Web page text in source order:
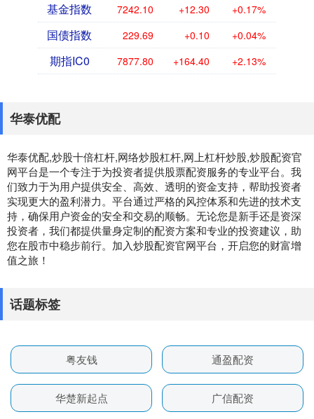
基金指数 7242.10 +12.30 +0.17%
国债指数 229.69 +0.10 +0.04%
期指IC0 7877.80 +164.40 +2.13%
华泰优配
华泰优配,炒股十倍杠杆,网络炒股杠杆,网上杠杆炒股,炒股配资官
网平台是一个专注于为投资者提供股票配资服务的专业平台。我
们致力于为用户提供安全、高效、透明的资金支持，帮助投资者
实现更大的盈利潜力。平台通过严格的风控体系和先进的技术支
持，确保用户资金的安全和交易的顺畅。无论您是新手还是资深
投资者，我们都提供量身定制的配资方案和专业的投资建议，助
您在股市中稳步前行。加入炒股配资官网平台，开启您的财富增
值之旅！
话题标签
粤友钱 通盈配资
华楚新起点 广信配资